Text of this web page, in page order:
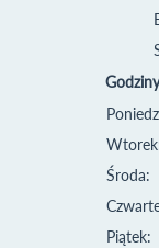
Środa:
Piątek: